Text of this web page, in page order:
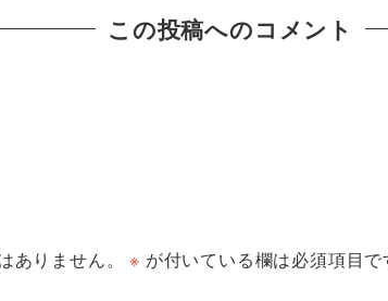
この投稿へのコメント
ありません。 ※ が付いている欄は必須項目で